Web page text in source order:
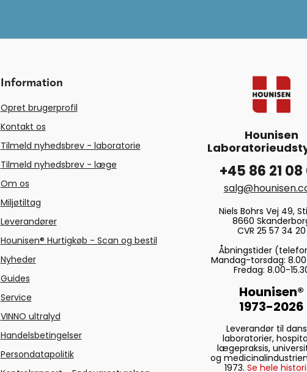
Information
Opret brugerprofil
Kontakt os
Tilmeld nyhedsbrev - laboratorie
Tilmeld nyhedsbrev - læge
Om os
Miljøtiltag
Leverandører
Hounisen® Hurtigkøb - Scan og bestil
Nyheder
Guides
Service
VINNO ultralyd
Handelsbetingelser
Persondatapolitik
Hounisen
+45 86 21
Niels Bohrs Vej 49,
8660
CVR 25 57 34 20
Åbningstider
Mandag-torsdag:
Fredag: 8.00-
Hounisen®
1973-2026
Leverandør til
laboratorier,
lægepraksis,
og
1973. Se hele